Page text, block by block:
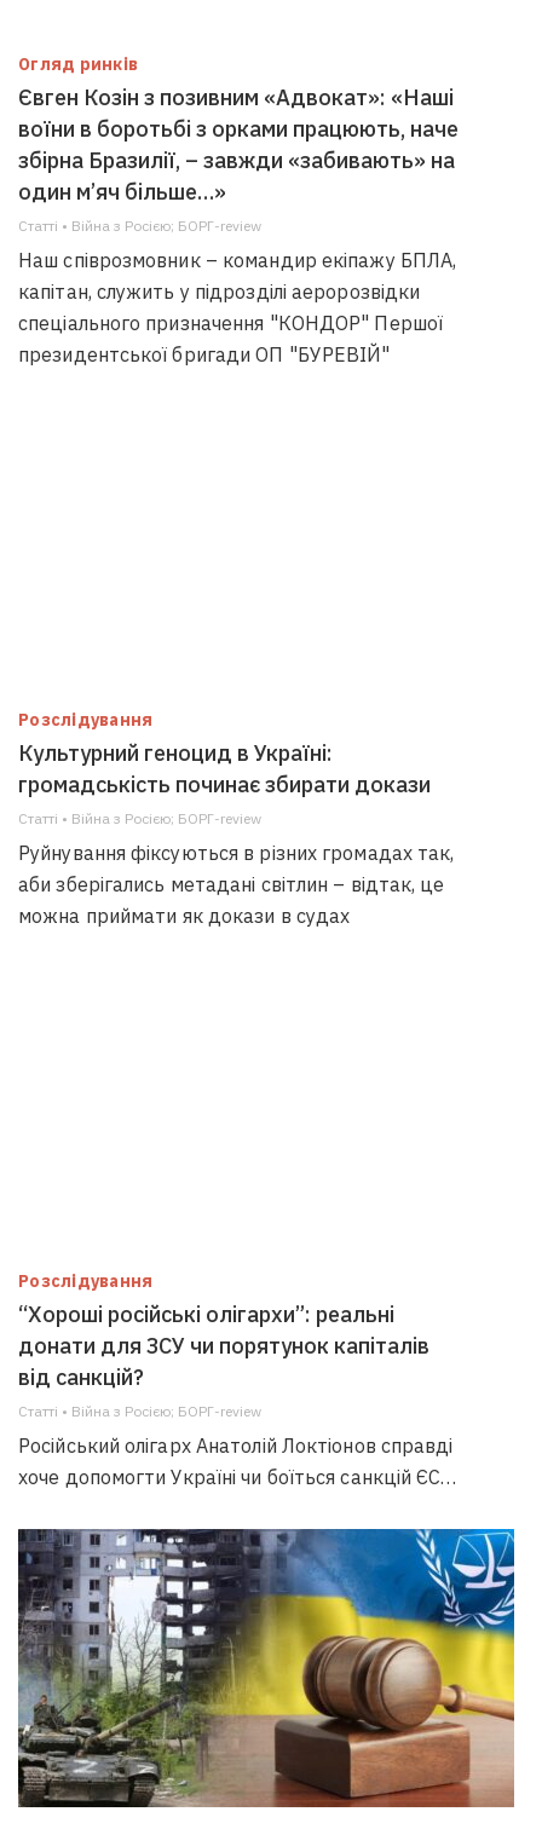
Огляд ринків
Євген Козін з позивним «Адвокат»: «Наші
воїни в боротьбі з орками працюють, наче
збірна Бразилії, – завжди «забивають» на
один м’яч більше…»
Статті • Війна з Росією; БОРГ-review
Наш співрозмовник – командир екіпажу БПЛА,
капітан, служить у підрозділі аеророзвідки
спеціального призначення "КОНДОР" Першої
президентської бригади ОП "БУРЕВІЙ"
Розслідування
Культурний геноцид в Україні:
громадськість починає збирати докази
Статті • Війна з Росією; БОРГ-review
Руйнування фіксуються в різних громадах так,
аби зберігались метадані світлин – відтак, це
можна приймати як докази в судах
Розслідування
“Хороші російські олігархи”: реальні
донати для ЗСУ чи порятунок капіталів
від санкцій?
Статті • Війна з Росією; БОРГ-review
Російський олігарх Анатолій Локтіонов справді
хоче допомогти Україні чи боїться санкцій ЄС…